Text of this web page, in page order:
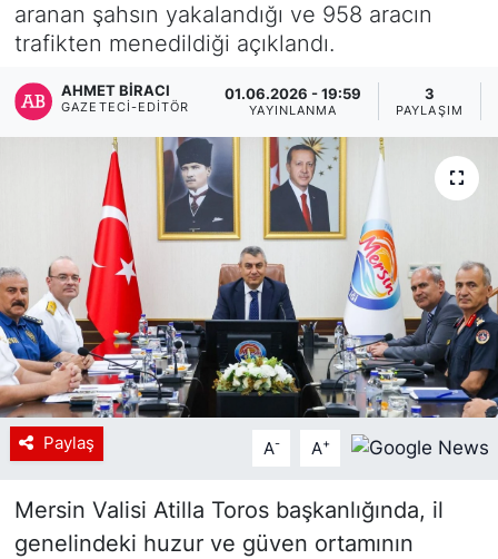
aranan şahsın yakalandığı ve 958 aracın
trafikten menedildiği açıklandı.
AHMET BIRACI
GAZETECI-EDITÖR
01.06.2026 - 19:59
YAYINLANMA
3
PAYLAŞIM
Paylaş A- A+
Mersin Valisi Atilla Toros başkanlığında, il
genelindeki huzur ve güven ortamının
KÜLTÜR - SANAT
MAGAZİN
SAĞLIK
Siyaset
YEREL HABER
Haberde insan
Tanıtım
Tüm Manşetler
Son Dakika Haberleri
Haber Arşivi